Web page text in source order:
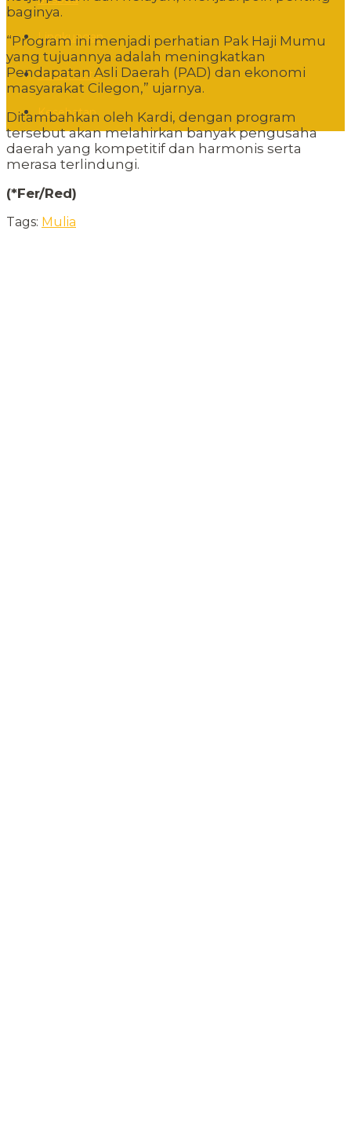
Lingkungan
Sudut Kota
Kesehatan
baginya.
“Program ini menjadi perhatian Pak Haji Mumu
yang tujuannya adalah meningkatkan
Pendapatan Asli Daerah (PAD) dan ekonomi
masyarakat Cilegon,” ujarnya.
Ditambahkan oleh Kardi, dengan program
tersebut akan melahirkan banyak pengusaha
daerah yang kompetitif dan harmonis serta
merasa terlindungi.
(*Fer/Red)
Tags: Mulia